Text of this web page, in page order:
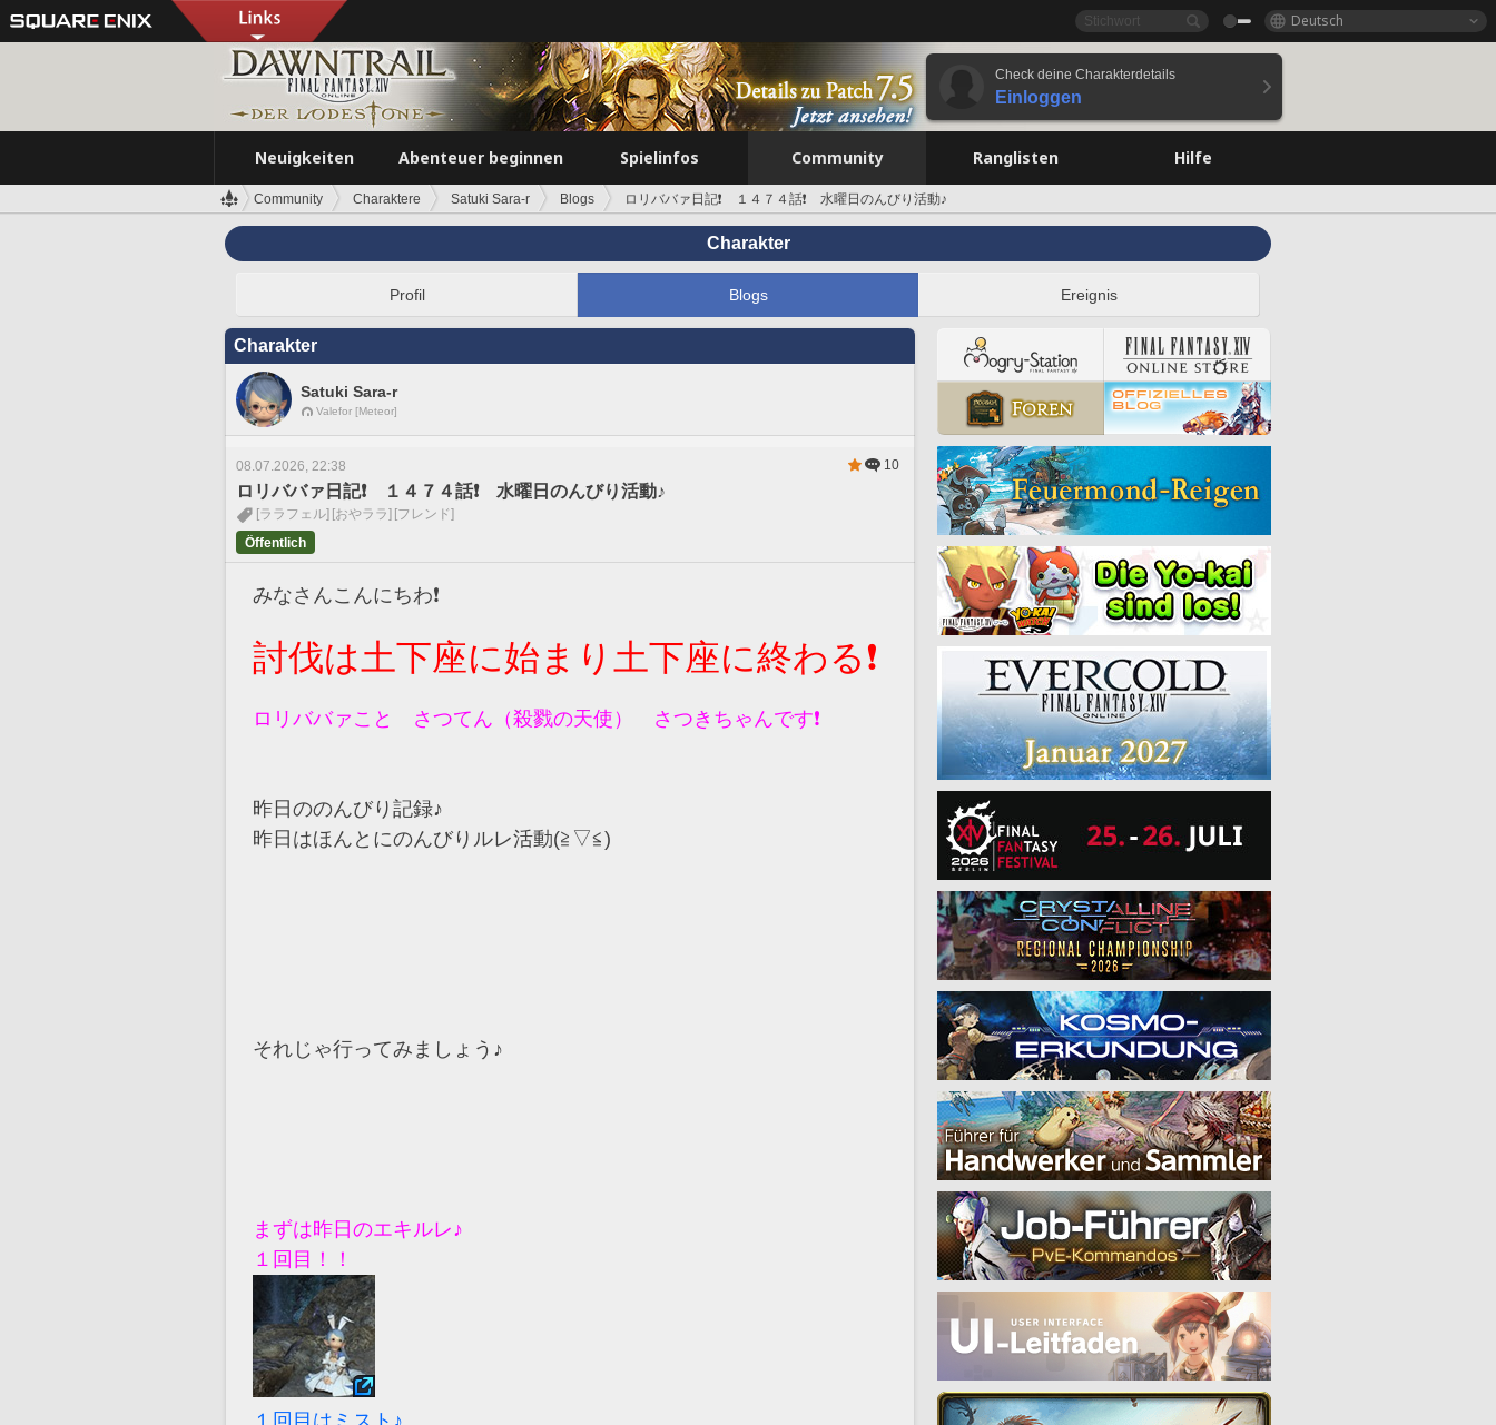
Deutsch
Check deine Charakterdetails
Einloggen
Neuigkeiten Abenteuer beginnen Spielinfos Community Ranglisten Hilfe
Community Charaktere Satuki Sara-r Blogs ロリババァ日記❗️ １４７４話❗️ 水曜日のんびり活動♪
Charakter
Profil Blogs Ereignis
Charakter
Satuki Sara-r
Valefor [Meteor]
08.07.2026, 22:38 10
ロリババァ日記❗️ １４７４話❗️ 水曜日のんびり活動♪
[ララフェル] [おやララ] [フレンド]
Öffentlich
みなさんこんにちわ❗
討伐は土下座に始まり土下座に終わる❗
ロリババァこと　さつてん（殺戮の天使）　さつきちゃんです❗
昨日ののんびり記録♪
昨日はほんとにのんびりルレ活動(≧▽≦)
それじゃ行ってみましょう♪
まずは昨日のエキルレ♪
１回目！！
１回目はミスト♪